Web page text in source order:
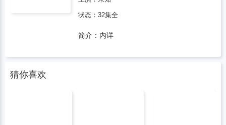
状态：32集全
简介：内详
猜你喜欢